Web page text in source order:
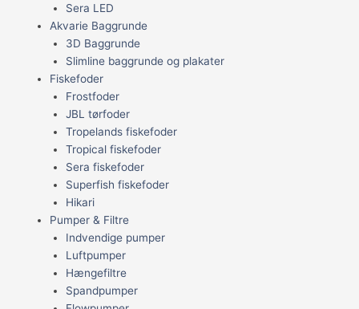
Sera LED
Akvarie Baggrunde
3D Baggrunde
Slimline baggrunde og plakater
Fiskefoder
Frostfoder
JBL tørfoder
Tropelands fiskefoder
Tropical fiskefoder
Sera fiskefoder
Superfish fiskefoder
Hikari
Pumper & Filtre
Indvendige pumper
Luftpumper
Hængefiltre
Spandpumper